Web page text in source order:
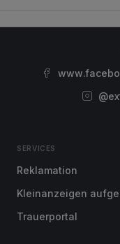
SERVICES
Reklamation
Kleinanzeigen
Trauerportal